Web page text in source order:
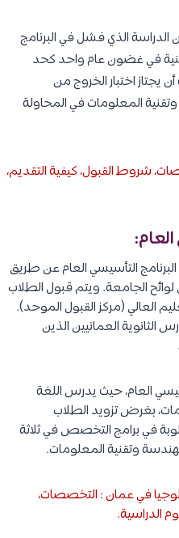
الذي فشل في البرنامج
في غضون عام واحد كحد
يجتاز اختبار الخروج من
وتقنية المعلومات في المحاولة
شروط القبول، كيفية التقديم،
التأسيسي العام عن طريق
الجامعة. ويتم قبول الطلاب
العالي (مركز القبول الموحد).
العمانيين الذين
العام، حيث يدرس اللغة
بغرض تزويد الطلاب
في برامج التخصص في ثلاثة
وتقنية المعلومات.
في عمان : التخصصات،
الدراسية.